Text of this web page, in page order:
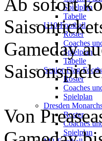
Spielplan
Tabelle
U10-Football
Roster
Coaches
Spielplan
Tabelle
Senior-Flag-
Roster
Coaches
Spielplan
Dresden
Roster
Coaches
Spielplan
Gameday
Von